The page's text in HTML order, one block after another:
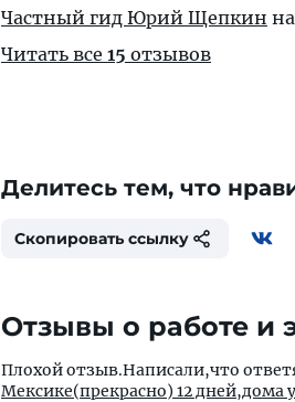
Частный гид Юрий Щепкин
Читать все 15 отзывов
Делитесь тем, что
Скопировать ссылку
Отзывы о работе и
Плохой отзыв.Написали,что
Мексике(прекрасно) 12 дней,дома